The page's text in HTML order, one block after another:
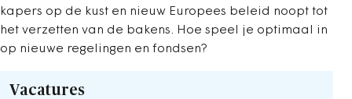
kapers op de kust en nieuw Europees beleid noopt tot
het verzetten van de bakens. Hoe speel je optimaal in
op nieuwe regelingen en fondsen?
Vacatures